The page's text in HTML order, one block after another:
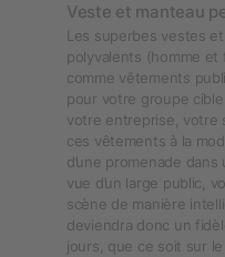
Veste et manteau
Les superbes vestes
polyvalents (homme
comme vêtements
pour votre groupe
votre entreprise, votre
ces vêtements à la
d’une promenade
vue d’un large public,
scène de manière
deviendra donc un
jours, que ce soit sur